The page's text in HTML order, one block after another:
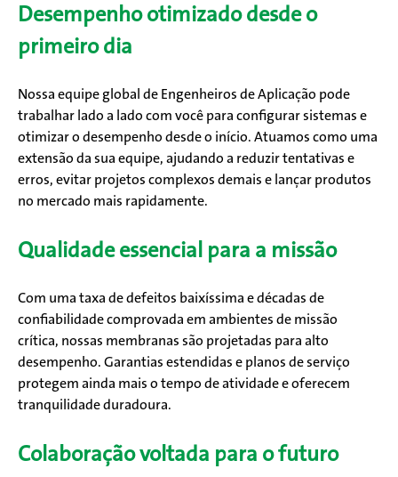
Desempenho otimizado desde o
primeiro dia
Nossa equipe global de Engenheiros de Aplicação pode
trabalhar lado a lado com você para configurar sistemas e
otimizar o desempenho desde o início. Atuamos como uma
extensão da sua equipe, ajudando a reduzir tentativas e
erros, evitar projetos complexos demais e lançar produtos
no mercado mais rapidamente.
Qualidade essencial para a missão
Com uma taxa de defeitos baixíssima e décadas de
confiabilidade comprovada em ambientes de missão
crítica, nossas membranas são projetadas para alto
desempenho. Garantias estendidas e planos de serviço
protegem ainda mais o tempo de atividade e oferecem
tranquilidade duradoura.
Colaboração voltada para o futuro